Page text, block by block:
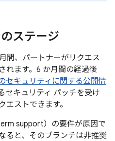
ステージ
間、パートナーがリクエス
れます。6 か月間の経過後
セキュリティに関する公開情
セキュリティ パッチを受け
ストできます。
support）の要件が原因で
ると、そのブランチは非推奨